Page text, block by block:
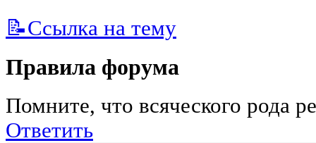
📝Ссылка на тему
Правила форума
Помните, что всяческого рода
Ответить